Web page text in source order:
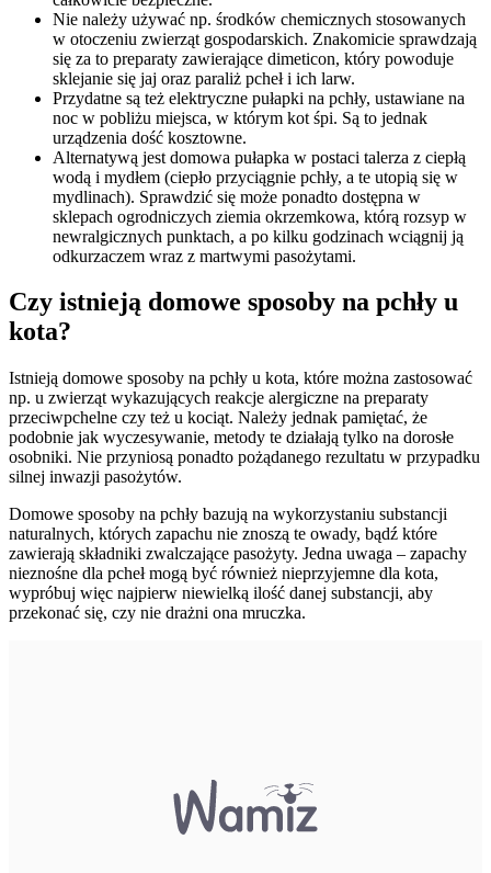
Nie należy używać np. środków chemicznych stosowanych
w otoczeniu zwierząt gospodarskich. Znakomicie sprawdzają
się za to preparaty zawierające dimeticon, który powoduje
sklejanie się jaj oraz paraliż pcheł i ich larw.
Przydatne są też elektryczne pułapki na pchły, ustawiane na
noc w pobliżu miejsca, w którym kot śpi. Są to jednak
urządzenia dość kosztowne.
Alternatywą jest domowa pułapka w postaci talerza z ciepłą
wodą i mydłem (ciepło przyciągnie pchły, a te utopią się w
mydlinach). Sprawdzić się może ponadto dostępna w
sklepach ogrodniczych ziemia okrzemkowa, którą rozsyp w
newralgicznych punktach, a po kilku godzinach wciągnij ją
odkurzaczem wraz z martwymi pasożytami.
Czy istnieją domowe sposoby na pchły u
kota?
Istnieją domowe sposoby na pchły u kota, które można zastosować
np. u zwierząt wykazujących reakcje alergiczne na preparaty
przeciwpchelne czy też u kociąt. Należy jednak pamiętać, że
podobnie jak wyczesywanie, metody te działają tylko na dorosłe
osobniki. Nie przyniosą ponadto pożądanego rezultatu w przypadku
silnej inwazji pasożytów.
Domowe sposoby na pchły bazują na wykorzystaniu substancji
naturalnych, których zapachu nie znoszą te owady, bądź które
zawierają składniki zwalczające pasożyty. Jedna uwaga – zapachy
nieznośne dla pcheł mogą być również nieprzyjemne dla kota,
wypróbuj więc najpierw niewielką ilość danej substancji, aby
przekonać się, czy nie drażni ona mruczka.